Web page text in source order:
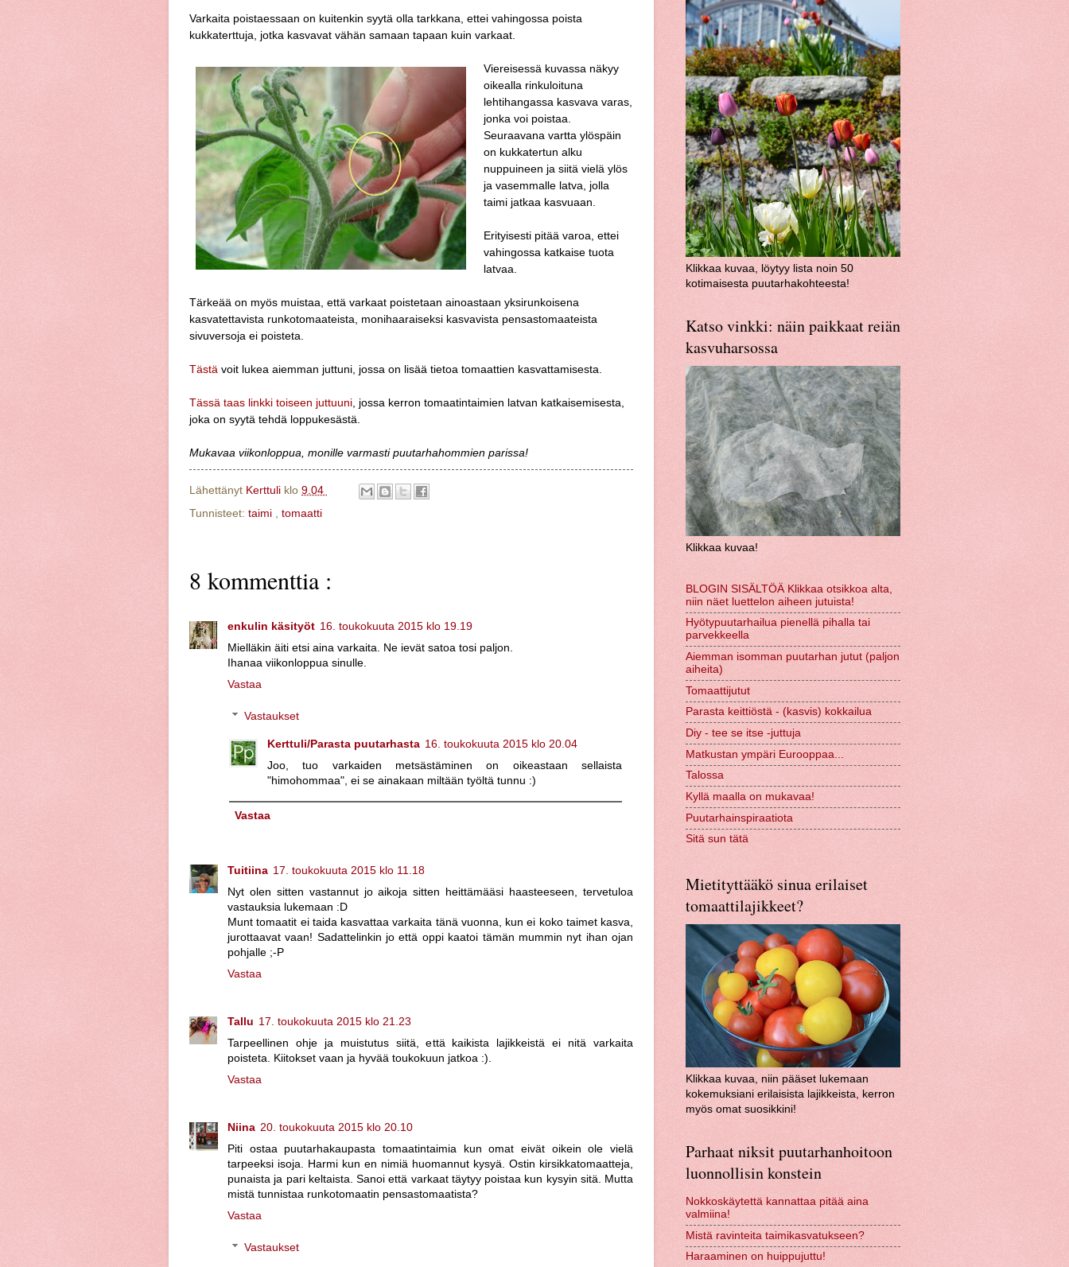
Varkaita poistaessaan on kuitenkin syytä olla tarkkana, ettei vahingossa poista
kukkaterttuja, jotka kasvavat vähän samaan tapaan kuin varkaat.
Viereisessä kuvassa näkyy
oikealla rinkuloituna
lehtihangassa kasvava varas,
jonka voi poistaa.
Seuraavana vartta ylöspäin
on kukkatertun alku
nuppuineen ja siitä vielä ylös
ja vasemmalle latva, jolla
taimi jatkaa kasvuaan.
Erityisesti pitää varoa, ettei
vahingossa katkaise tuota
latvaa.
Tärkeää on myös muistaa, että varkaat poistetaan ainoastaan yksirunkoisena
kasvatettavista runkotomaateista, monihaaraiseksi kasvavista pensastomaateista
sivuversoja ei poisteta.
Tästä voit lukea aiemman juttuni, jossa on lisää tietoa tomaattien kasvattamisesta.
Tässä taas linkki toiseen juttuuni , jossa kerron tomaatintaimien latvan katkaisemisesta,
joka on syytä tehdä loppukesästä.
Mukavaa viikonloppua, monille varmasti puutarhahommien parissa!
Lähettänyt Kerttuli klo 9.04
Tunnisteet: taimi tomaatti
8 kommenttia :
enkulin käsityöt 16. toukokuuta 2015 klo 19.19
Mielläkin äiti etsi aina varkaita. Ne ievät satoa tosi paljon.
Ihanaa viikonloppua sinulle.
Vastaa
Vastaukset
Kerttuli/Parasta puutarhasta 16. toukokuuta 2015 klo 20.04
Joo, tuo varkaiden metsästäminen on oikeastaan sellaista
"himohommaa", ei se ainakaan miltään työltä tunnu :)
Vastaa
Tuitiina 17. toukokuuta 2015 klo 11.18
Nyt olen sitten vastannut jo aikoja sitten heittämääsi haasteeseen, tervetuloa
vastauksia lukemaan :D
Munt tomaatit ei taida kasvattaa varkaita tänä vuonna, kun ei koko taimet kasva,
jurottaavat vaan! Sadattelinkin jo että oppi kaatoi tämän mummin nyt ihan ojan
pohjalle ;-P
Vastaa
Tallu 17. toukokuuta 2015 klo 21.23
Tarpeellinen ohje ja muistutus siitä, että kaikista lajikkeistä ei nitä varkaita
poisteta. Kiitokset vaan ja hyvää toukokuun jatkoa :).
Vastaa
Niina 20. toukokuuta 2015 klo 20.10
Piti ostaa puutarhakaupasta tomaatintaimia kun omat eivät oikein ole vielä
tarpeeksi isoja. Harmi kun en nimiä huomannut kysyä. Ostin kirsikkatomaatteja,
punaista ja pari keltaista. Sanoi että varkaat täytyy poistaa kun kysyin sitä. Mutta
mistä tunnistaa runkotomaatin pensastomaatista?
Vastaa
Vastaukset
Klikkaa kuvaa, löytyy lista noin 50
kotimaisesta puutarhakohteesta!
Katso vinkki: näin paikkaat reiän
kasvuharsossa
Klikkaa kuvaa!
BLOGIN SISÄLTÖÄ Klikkaa otsikkoa alta,
niin näet luettelon aiheen jutuista!
Hyötypuutarhailua pienellä pihalla tai
parvekkeella
Aiemman isomman puutarhan jutut (paljon
aiheita)
Tomaattijutut
Parasta keittiöstä - (kasvis) kokkailua
Diy - tee se itse -juttuja
Matkustan ympäri Eurooppaa...
Talossa
Kyllä maalla on mukavaa!
Puutarhainspiraatiota
Sitä sun tätä
Mietityttääkö sinua erilaiset
tomaattilajikkeet?
Klikkaa kuvaa, niin pääset lukemaan
kokemuksiani erilaisista lajikkeista, kerron
myös omat suosikkini!
Parhaat niksit puutarhanhoitoon
luonnollisin konstein
Nokkoskäytettä kannattaa pitää aina
valmiina!
Mistä ravinteita taimikasvatukseen?
Haraaminen on huippujuttu!